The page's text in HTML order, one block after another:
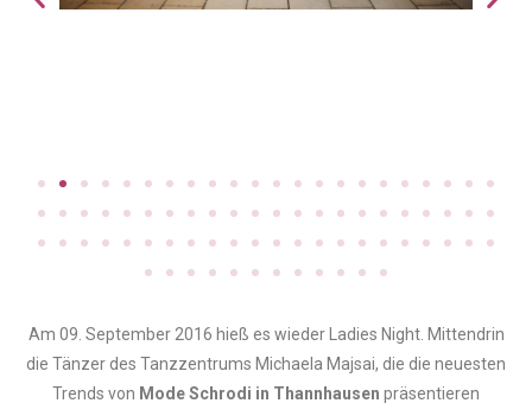
Am 09. September 2016 hieß es wieder Ladies Night. Mittendrin
die Tänzer des Tanzzentrums Michaela Majsai, die die neuesten
Trends von Mode Schrodi in Thannhausen präsentieren